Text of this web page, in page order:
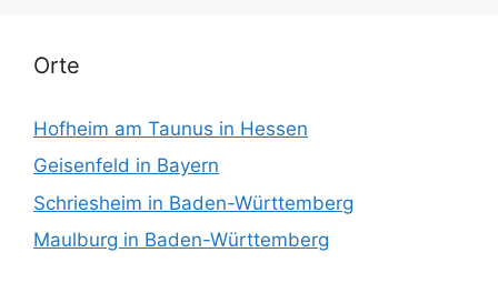
Orte
Hofheim am Taunus in Hessen
Geisenfeld in Bayern
Schriesheim in Baden-Württemberg
Maulburg in Baden-Württemberg